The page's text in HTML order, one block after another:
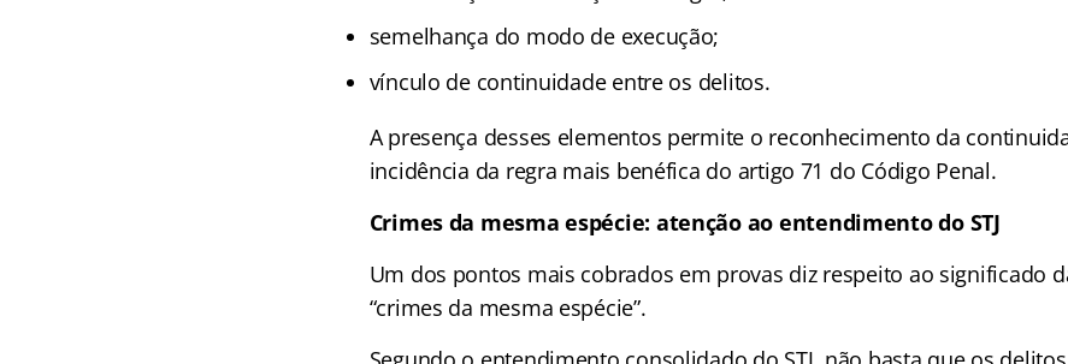
semelhança do modo de execução;
vínculo de continuidade entre os delitos.
A presença desses elementos permite o reconhecimento da
incidência da regra mais benéfica do artigo 71 do Código Penal.
Crimes da mesma espécie: atenção ao entendimento do STJ
Um dos pontos mais cobrados em provas diz respeito ao significado
“crimes da mesma espécie”.